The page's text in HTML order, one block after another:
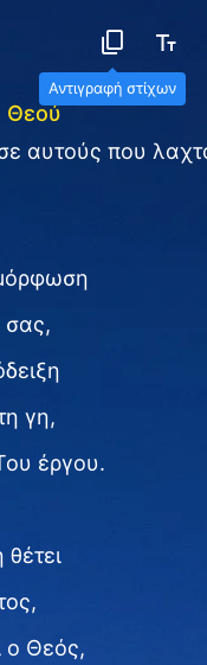
Αντιγραφή στίχων
Θεού
αυτούς που
σας,
γη,
έργου.
ο Θεός,